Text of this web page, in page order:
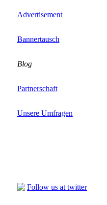
Advertisement
Bannertausch
Blog
Partnerschaft
Unsere Umfragen
Follow us at twitter